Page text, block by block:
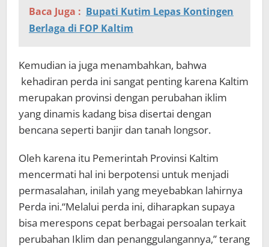
Baca Juga : Bupati Kutim Lepas Kontingen
Berlaga di FOP Kaltim
Kemudian ia juga menambahkan, bahwa
kehadiran perda ini sangat penting karena Kaltim
merupakan provinsi dengan perubahan iklim
yang dinamis kadang bisa disertai dengan
bencana seperti banjir dan tanah longsor.
Oleh karena itu Pemerintah Provinsi Kaltim
mencermati hal ini berpotensi untuk menjadi
permasalahan, inilah yang meyebabkan lahirnya
Perda ini.“Melalui perda ini, diharapkan supaya
bisa merespons cepat berbagai persoalan terkait
perubahan Iklim dan penanggulangannya,” terang